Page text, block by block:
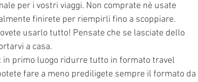
per i vostri viaggi. Non comprate nè usate
finirete per riempirli fino a scoppiare.
usarlo tutto! Pensate che se lasciate dello
a casa.
: in primo luogo ridurre tutto in formato travel
fare a meno prediligete sempre il formato da